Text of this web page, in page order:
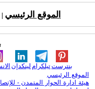
الموقع الرئيسي
لينكدإن تيلكرامبنترست
الموقع الرئيسي
هيئة ادارة الحوار المتمدن -